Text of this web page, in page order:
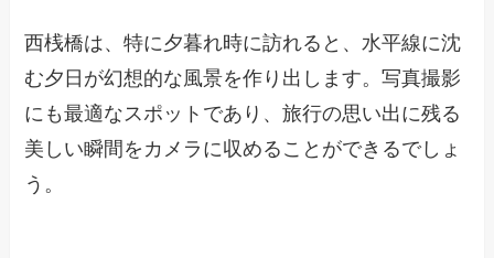
西桟橋は、特に夕暮れ時に訪れると、水平線に沈
む夕日が幻想的な風景を作り出します。写真撮影
にも最適なスポットであり、旅行の思い出に残る
美しい瞬間をカメラに収めることができるでしょ
う。